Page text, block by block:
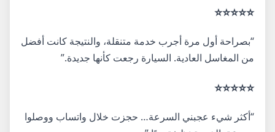
⭐⭐⭐⭐⭐
“بصراحة أول مرة أجرب خدمة متنقلة، والنتيجة كانت أفضل
من المغاسل العادية. السيارة رجعت كأنها جديدة.”
⭐⭐⭐⭐⭐
“أكثر شيء عجبني السرعة… حجزت خلال واتساب ووصلوا